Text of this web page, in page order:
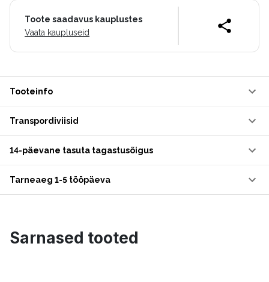
Toote saadavus kauplustes
Vaata kaupluseid
Tooteinfo
Transpordiviisid
14-päevane tasuta tagastusõigus
Tarneaeg 1-5 tööpäeva
Sarnased tooted